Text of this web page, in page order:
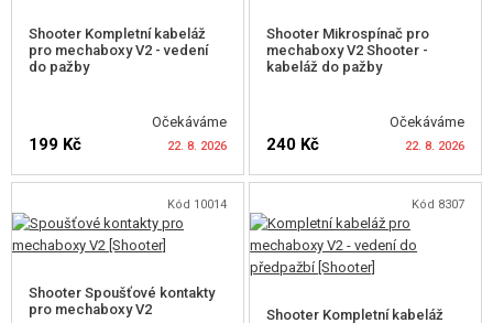
PRO ELEKTRICKÉ ZBRANĚ - VNĚJŠÍ
PRO PLYNOVÉ ZBRANĚ
HPA
SERVIS A ÚDRŽBA ZBRANÍ
Shooter Kompletní kabeláž
pro mechaboxy V2 - vedení
do pažby
Očekáváme
199 Kč 22. 8. 2026
HLÍDAT DOSTUPNOST
Shooter Mikrospínač pro
mechaboxy V2 Shooter -
kabeláž do pažby
Očekáváme
240 Kč 22. 8. 2026
HLÍDAT DOSTUPNOST
Kód 10014
Shooter Spoušťové kontakty
pro mechaboxy V2
Kód 8307
Shooter Kompletní kabeláž